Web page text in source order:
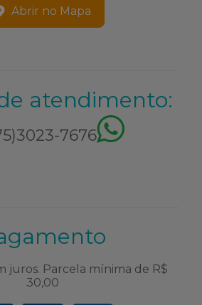
Abrir no Mapa
atendimento:
7676
juros. Parcela mínima de R$
30,00